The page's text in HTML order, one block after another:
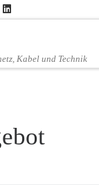
Kabel und Technik